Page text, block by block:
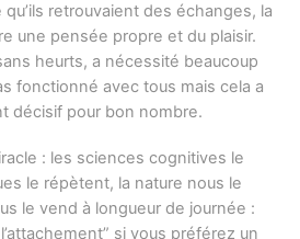
retrouvaient des échanges, la
une pensée propre et du plaisir.
heurts, a nécessité beaucoup
fonctionné avec tous mais cela a
décisif pour bon nombre.
: les sciences cognitives le
le répètent, la nature nous le
le vend à longueur de journée :
si vous préférez un